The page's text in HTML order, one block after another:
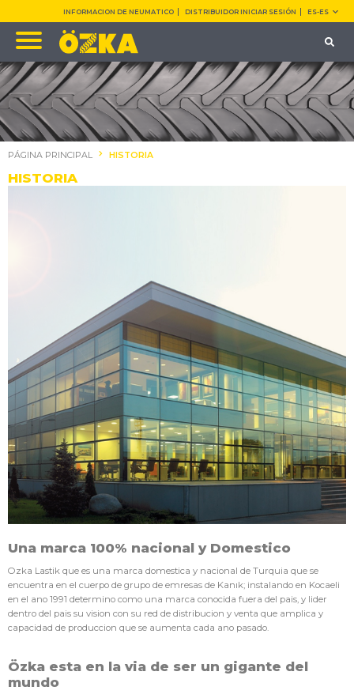
INFORMACION DE NEUMATICO DISTRIBUIDOR INICIAR SESIÓN ES-ES
PÁGINA PRINCIPAL HISTORIA
HISTORIA
Una marca 100% nacional y Domestico
Ozka Lastik que es una marca domestica y nacional de Turquia que se
encuentra en el cuerpo de grupo de emresas de Kanık; instalando en Kocaeli
en el ano 1991 determino como una marca conocida fuera del pais, y lider
dentro del pais su vision con su red de distribucion y venta que amplica y
capacidad de produccion que se aumenta cada ano pasado.
Özka esta en la via de ser un gigante del
mundo